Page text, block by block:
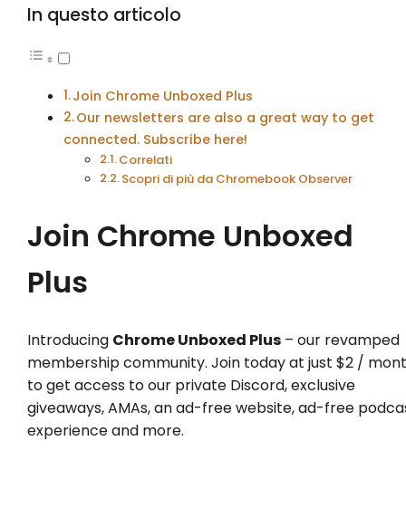
In questo articolo
Join Chrome Unboxed Plus
Our newsletters are also a great way to get
connected. Subscribe here!
Correlati
Scopri di più da Chromebook Observer
Join Chrome Unboxed
Plus
Introducing Chrome Unboxed Plus– our revamped
membership community. Join today at just $2 /
to get access to our private Discord, exclusive
giveaways, AMAs, an ad-free website, ad-free
experience and more.